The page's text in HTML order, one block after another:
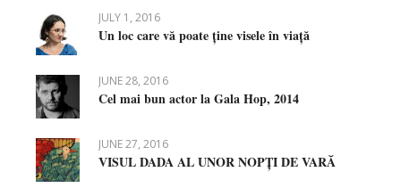
JULY 1, 2016
Un loc care vă poate ține visele în viață
JUNE 28, 2016
Cel mai bun actor la Gala Hop, 2014
JUNE 27, 2016
VISUL DADA AL UNOR NOPȚI DE VARĂ